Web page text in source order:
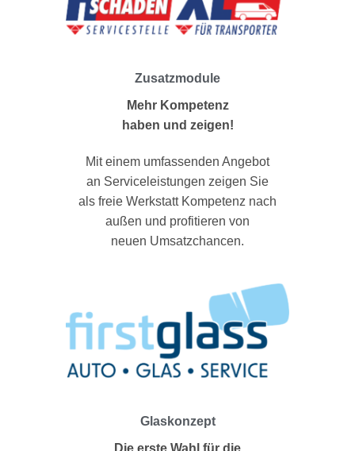
Zusatzmodule
Mehr Kompetenz
haben und zeigen!
Mit einem umfassenden Angebot
an Serviceleistungen zeigen Sie
als freie Werkstatt Kompetenz nach
außen und profitieren von
neuen Umsatzchancen.
Glaskonzept
Die erste Wahl für die